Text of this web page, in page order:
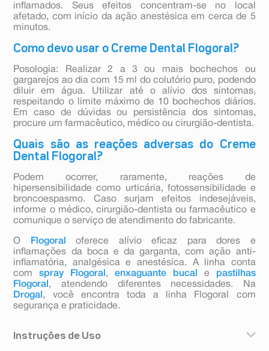
inflamados. Seus efeitos concentram-se no local
afetado, com início da ação anestésica em cerca de 5
minutos.
Como devo usar o Creme Dental Flogoral?
Posologia: Realizar 2 a 3 ou mais bochechos ou
gargarejos ao dia com 15 ml do colutório puro, podendo
diluir em água. Utilizar até o alívio dos sintomas,
respeitando o limite máximo de 10 bochechos diários.
Em caso de dúvidas ou persistência dos sintomas,
procure um farmacêutico, médico ou cirurgião-dentista.
Quais são as reações adversas do Creme
Dental Flogoral?
Podem ocorrer, raramente, reações de
hipersensibilidade como urticária, fotossensibilidade e
broncoespasmo. Caso surjam efeitos indesejáveis,
informe o médico, cirurgião-dentista ou farmacêutico e
comunique o serviço de atendimento do fabricante.
O Flogoral
oferece alívio eficaz para dores e
inflamações da boca e da garganta, com ação anti-
inflamatória, analgésica e anestésica. A linha conta
comspray Flogoral ,enxaguante bucal e pastilhas
Flogoral , atendendo diferentes necessidades. Na
Drogal , você encontra toda a linha Flogoral com
segurança e praticidade.
Instruções de Uso